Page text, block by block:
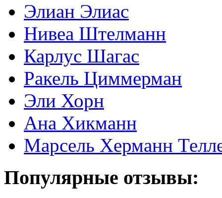
Элиан Элиас
Нивеа Штелманн
Карлус Шагас
Ракель Циммерман
Эли Хорн
Ана Хикманн
Марсель Херманн
Популярные отзывы: